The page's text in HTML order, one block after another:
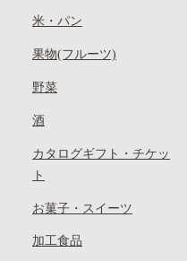
米・パン
果物(フルーツ)
野菜
酒
カタログギフト・チケッ
ト
お菓子・スイーツ
加工食品